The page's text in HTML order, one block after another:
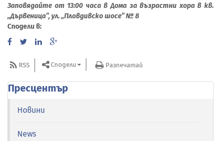
Заповядайте от 13:00 часа в Дома за възрастни хора в кв.
„Дървеница”, ул. „Пловдивско шосе” № 8
Сподели в:
RSS Сподели Разпечатай
Пресцентър
Новини
News